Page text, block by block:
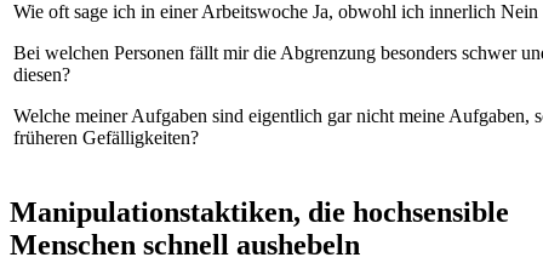
Wie oft sage ich in einer Arbeitswoche Ja, obwohl ich innerlich Nein
Bei welchen Personen fällt mir die Abgrenzung besonders schwer
diesen?
Welche meiner Aufgaben sind eigentlich gar nicht meine Aufgaben,
früheren Gefälligkeiten?
Manipulationstaktiken, die hochsensible
Menschen schnell aushebeln